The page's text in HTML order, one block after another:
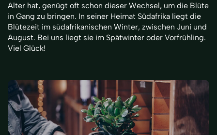
Alter hat, genügt oft schon dieser Wechsel, um die Blüte
in Gang zu bringen. In seiner Heimat Südafrika liegt die
Blütezeit im südafrikanischen Winter, zwischen Juni und
August. Bei uns liegt sie im Spätwinter oder Vorfrühling.
Viel Glück!